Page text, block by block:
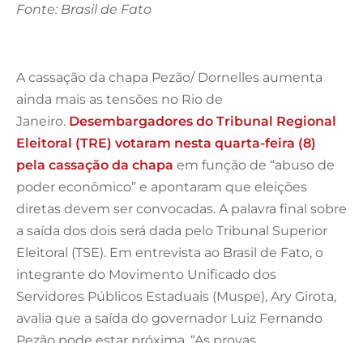
Fonte: Brasil de Fato
A cassação da chapa Pezão/ Dornelles aumenta
ainda mais as tensões no Rio de
Janeiro. Desembargadores do Tribunal Regional
Eleitoral (TRE) votaram nesta quarta-feira (8)
pela cassação da chapa em função de “abuso de
poder econômico” e apontaram que eleições
diretas devem ser convocadas. A palavra final sobre
a saída dos dois será dada pelo Tribunal Superior
Eleitoral (TSE). Em entrevista ao Brasil de Fato, o
integrante do Movimento Unificado dos
Servidores Públicos Estaduais (Muspe), Ary Girota,
avalia que a saída do governador Luiz Fernando
Pezão pode estar próxima. “As provas